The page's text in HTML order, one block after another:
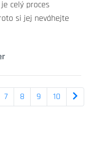
celý proces
si jej neváhejte
7 8 9 10